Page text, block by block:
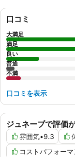
ジュネーブで評価
雰囲気•9.3
コストパフォーマ
口コミ
大満足
満足
良い
普通
不満
口コミを表示